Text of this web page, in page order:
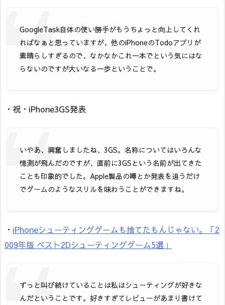
GoogleTask自体の使い勝手がもうちょっと向上してくれ
ればなぁと思っていますが、他のiPhoneのTodoアプリが
素晴らしすぎるので、なかなかこれ一本でという気にはな
らないのですが大いなる一歩ということで。
・祝・iPhone3GS発表
いやあ、興奮しましたね、3GS。名称についてはいろんな
憶測が飛んだのですが、直前に3GSという名前が出てきた
ことも印象的でした。Apple製品の噂とか発表を追うだけ
でゲームのようなスリルを味わうことができますね。
・ iPhoneシューティングゲームも捨てたもんじゃない。「2
009年版 ベスト2Dシューティングゲーム5選」
ずっと叫び続けていることは私はシューティングが好きな
んだということです。好きすぎてレビューがあまり書けて